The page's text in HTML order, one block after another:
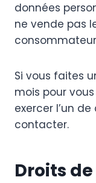
données
ne vende pas
Si vous faites
mois pour
exercer l’un
contacter.
Droits